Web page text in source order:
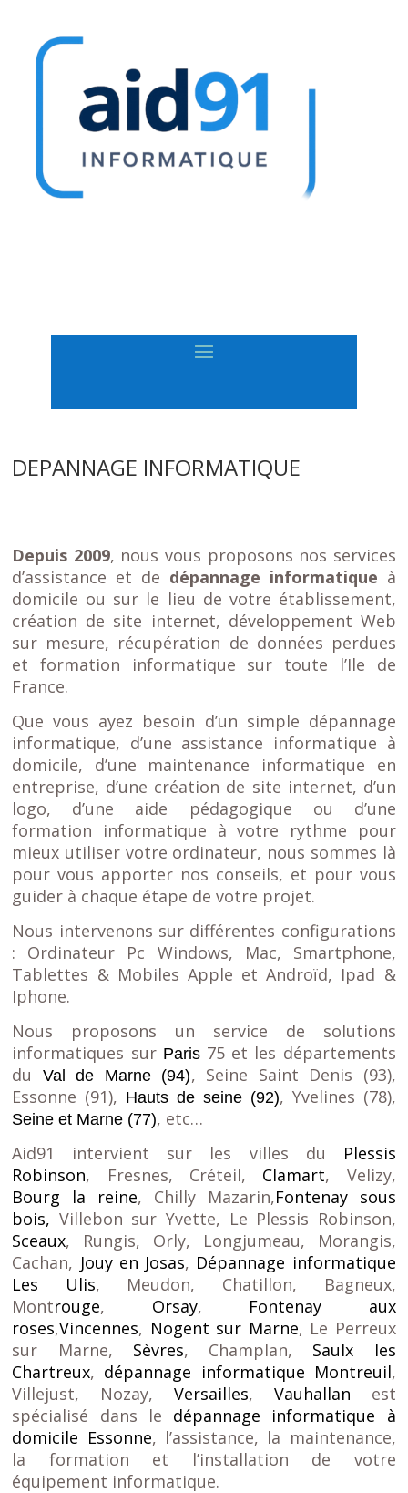
DEPANNAGE INFORMATIQUE
Depuis 2009, nous vous proposons nos services
d’assistance et de dépannage informatique à
domicile ou sur le lieu de votre établissement,
création de site internet, développement Web
sur mesure, récupération de données perdues
et formation informatique sur toute l’Ile de
France.
Que vous ayez besoin d’un simple dépannage
informatique, d’une assistance informatique à
domicile, d’une maintenance informatique en
entreprise, d’une création de site internet, d’un
logo, d’une aide pédagogique ou d’une
formation informatique à votre rythme pour
mieux utiliser votre ordinateur, nous sommes là
pour vous apporter nos conseils, et pour vous
guider à chaque étape de votre projet.
Nous intervenons sur différentes configurations
: Ordinateur Pc Windows, Mac, Smartphone,
Tablettes & Mobiles Apple et Androïd, Ipad &
Iphone.
Nous proposons un service de solutions
informatiques sur Paris75 et les départements
du
Val de Marne (94), Seine Saint Denis (93),
Essonne (91), Hauts de seine (92), Yvelines (78),
Seine et Marne (77), etc…
Aid91 intervient sur les villes du
Plessis
Robinson, Fresnes, Créteil, Clamart, Velizy,
Bourg la reine, Chilly Mazarin,Fontenay sous
bois, Villebon sur Yvette, Le Plessis Robinson,
Sceaux, Rungis, Orly, Longjumeau, Morangis,
Cachan, Jouy en Josas, Dépannage informatique
Les Ulis, Meudon, Chatillon, Bagneux,
Montrouge, Orsay, Fontenay aux
roses,Vincennes, Nogent sur Marne, Le Perreux
sur Marne, Sèvres, Champlan, Saulx les
Chartreux, dépannage informatique Montreuil,
Villejust, Nozay, Versailles, Vauhallan est
spécialisé dans le dépannage informatique à
domicile Essonne, l’assistance, la maintenance,
la formation et l’installation de votre
équipement informatique.